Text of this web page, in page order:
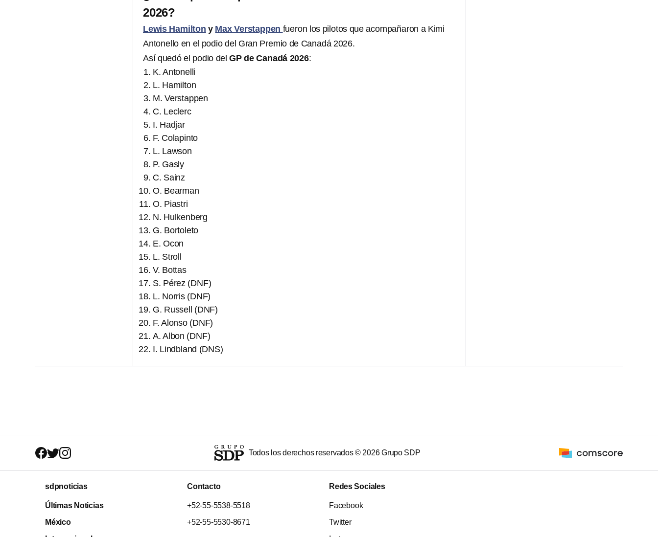
2026?
Lewis Hamilton y Max Verstappen fueron los pilotos que acompañaron a Kimi
Antonello en el podio del Gran Premio de Canadá 2026.
Así quedó el podio delGP de Canadá 2026:
K. Antonelli
L. Hamilton
M. Verstappen
C. Leclerc
I. Hadjar
F. Colapinto
L. Lawson
P. Gasly
C. Sainz
O. Bearman
O. Piastri
N. Hulkenberg
G. Bortoleto
E. Ocon
L. Stroll
V. Bottas
S. Pérez (DNF)
L. Norris (DNF)
G. Russell (DNF)
F. Alonso (DNF)
A. Albon (DNF)
I. Lindbland (DNS)
Todos los derechos reservados © 2026Grupo SDP
sdpnoticias
Últimas Noticias
México
Contacto
+52-55-5538-5518
+52-55-5530-8671
Redes Sociales
Facebook
Twitter